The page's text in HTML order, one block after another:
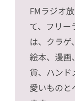
FMラジオ
て、フリー
は、クラゲ
絵本、漫画
貨、ハンド
愛いものと